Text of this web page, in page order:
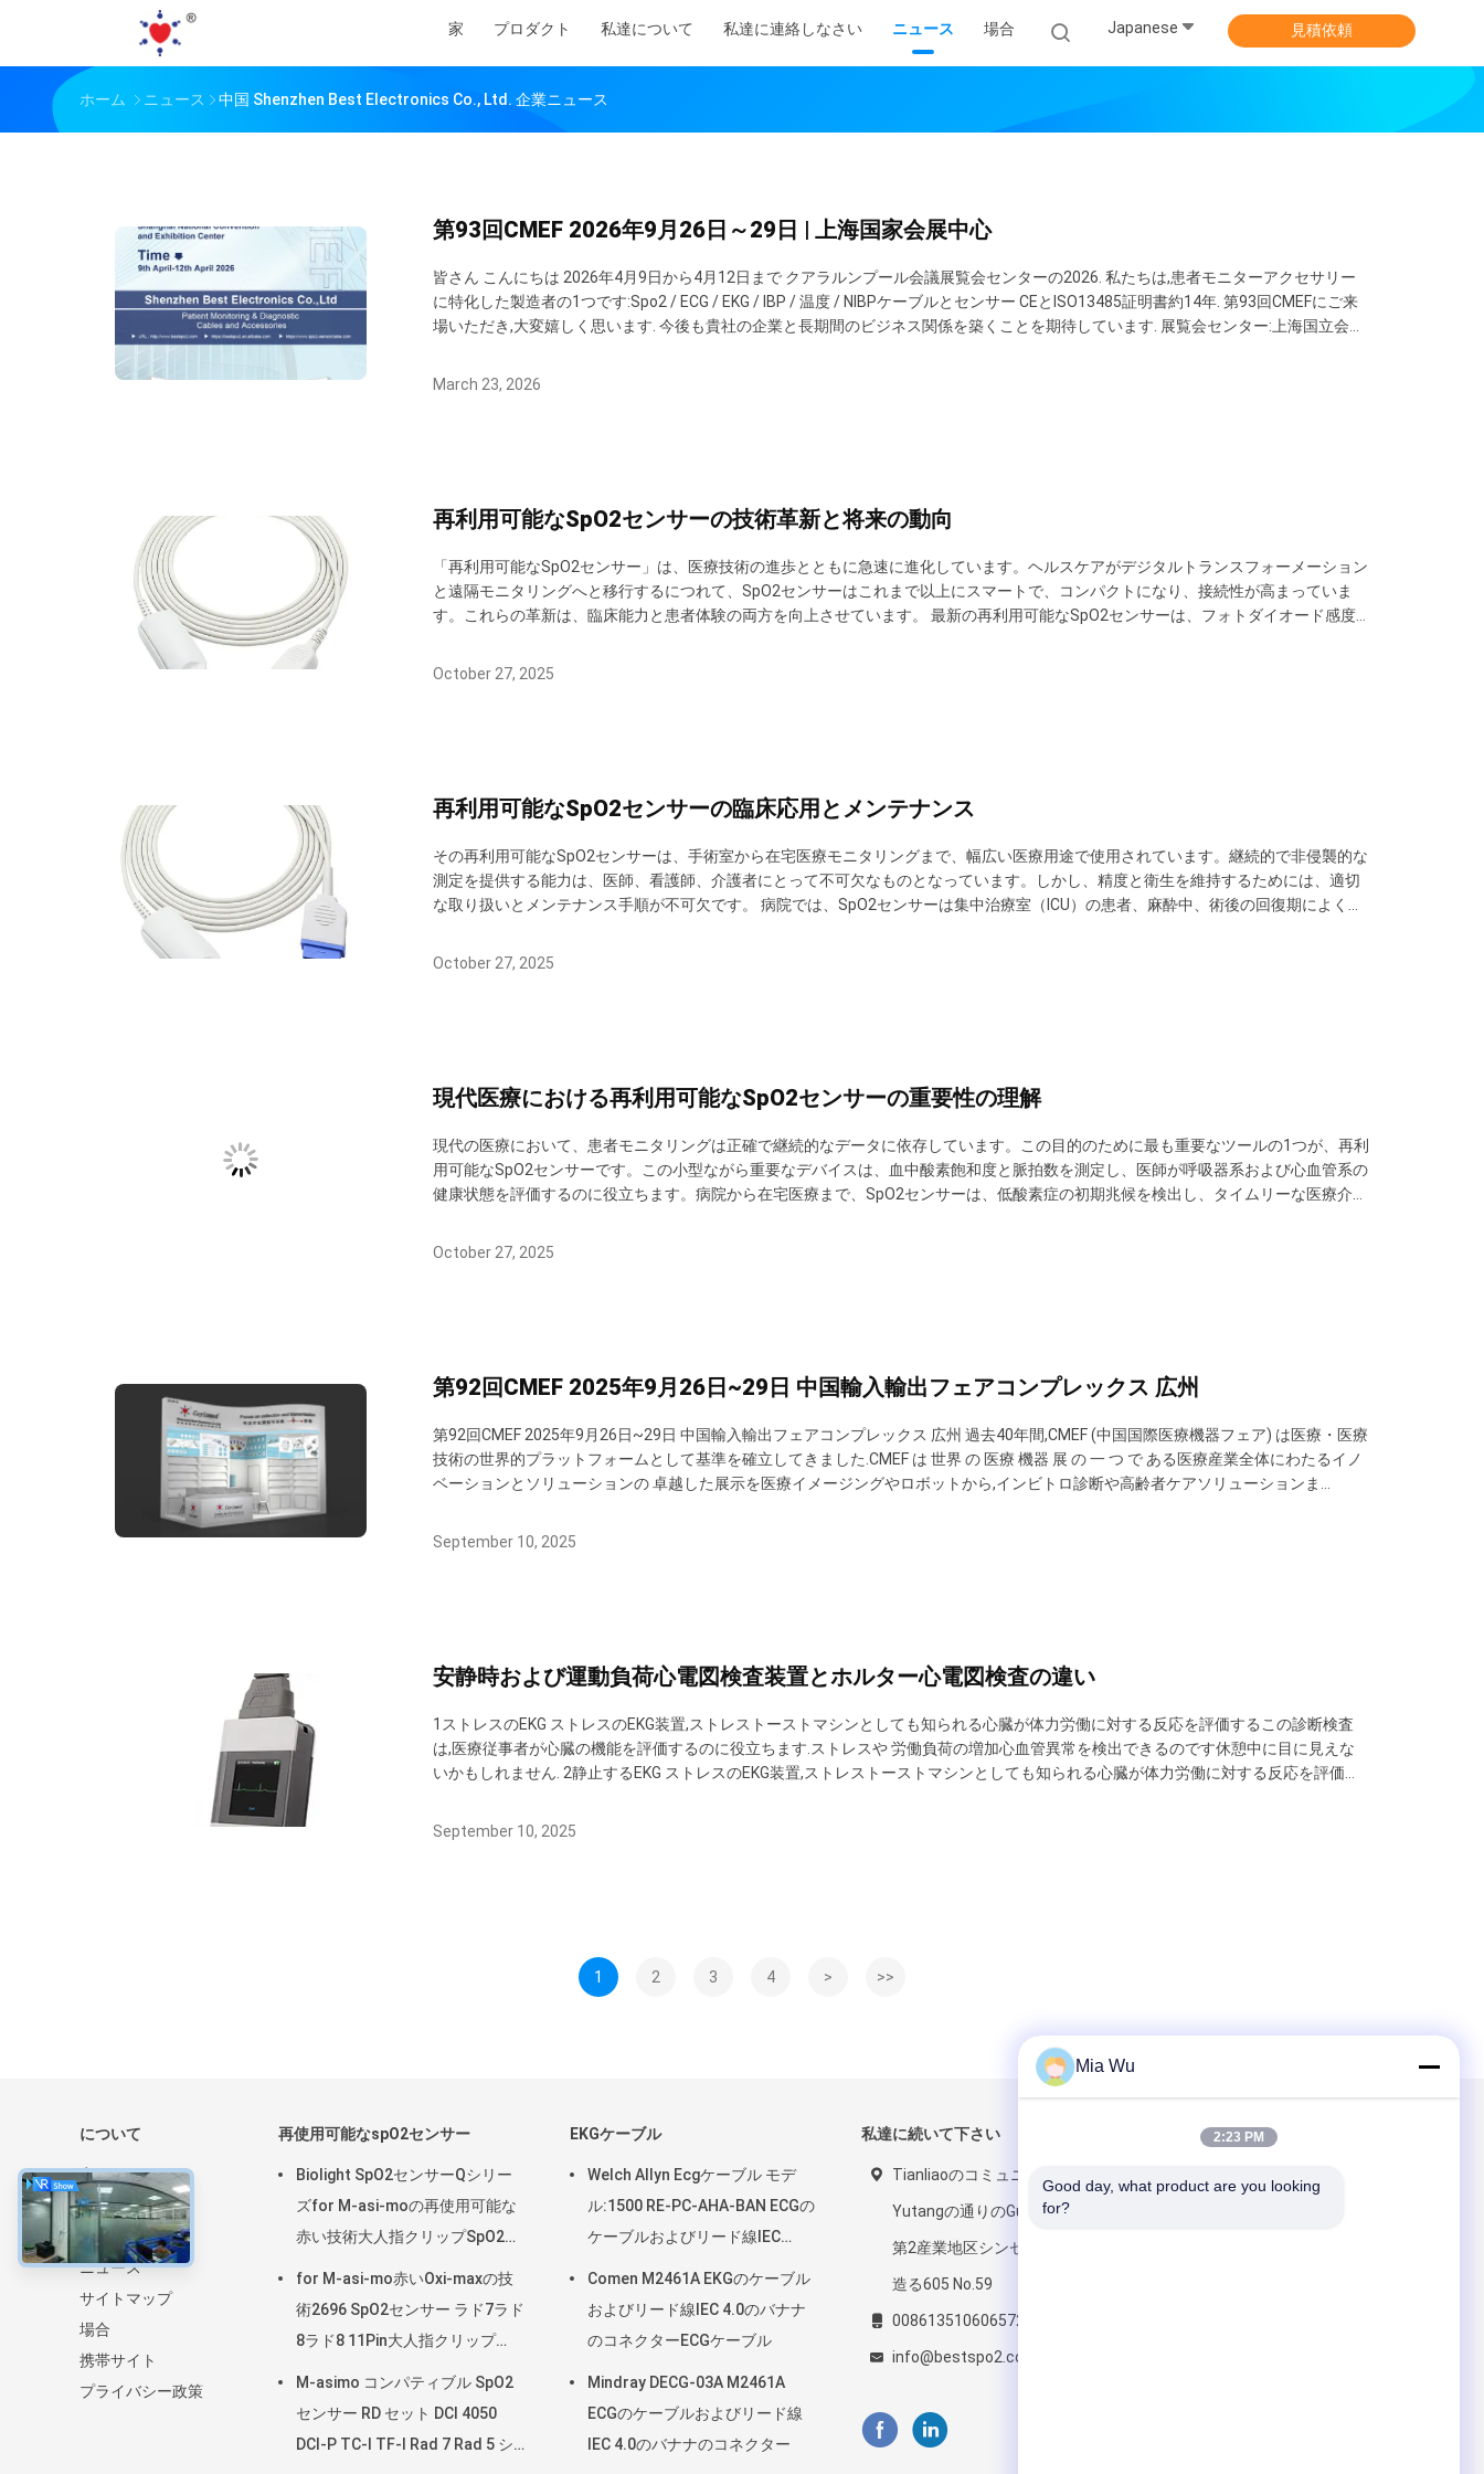
家 プロダクト 私達について 私達に連絡しなさい ニュース 場合 Japanese 見積依頼
ホーム ニュース 中国 Shenzhen Best Electronics Co., Ltd. 企業ニュース
第93回CMEF 2026年9月26日～29日 | 上海国家会展中心
皆さん こんにちは 2026年4月9日から4月12日まで クアラルンプール会議展覧会センターの2026. 私たちは,患者モニターアクセサリー
に特化した製造者の1つです:Spo2 / ECG / EKG / IBP / 温度 / NIBPケーブルとセンサー CEとISO13485証明書約14年. 第93回CMEFにご来
場いただき,大変嬉しく思います. 今後も貴社の企業と長期間のビジネス関係を築くことを期待しています. 展覧会センター:上海国立会議
March 23, 2026
再利用可能なSpO2センサーの技術革新と将来の動向
「再利用可能なSpO2センサー」は、医療技術の進歩とともに急速に進化しています。ヘルスケアがデジタルトランスフォーメーション
と遠隔モニタリングへと移行するにつれて、SpO2センサーはこれまで以上にスマートで、コンパクトになり、接続性が高まっていま
す。これらの革新は、臨床能力と患者体験の両方を向上させています。 最新の再利用可能なSpO2センサーは、フォトダイオード感度
定を可能にします。マルチ波長センサーは、2つ以上の光スペクトルを分析でき、灌流指数や脈拍強度分析などの高度な診...
October 27, 2025
再利用可能なSpO2センサーの臨床応用とメンテナンス
その再利用可能なSpO2センサーは、手術室から在宅医療モニタリングまで、幅広い医療用途で使用されています。継続的で非侵襲的な
測定を提供する能力は、医師、看護師、介護者にとって不可欠なものとなっています。しかし、精度と衛生を維持するためには、適切
な取り扱いとメンテナンス手順が不可欠です。 病院では、SpO2センサーは集中治療室（ICU）の患者、麻酔中、術後の回復期によく装
に警告します。救急医療では、救急救命士がこれらのセンサーを使用して、移動中の患者の酸素レベルを評価し、搬...
October 27, 2025
現代医療における再利用可能なSpO2センサーの重要性の理解
現代の医療において、患者モニタリングは正確で継続的なデータに依存しています。この目的のために最も重要なツールの1つが、再利
用可能なSpO2センサーです。この小型ながら重要なデバイスは、血中酸素飽和度と脈拍数を測定し、医師が呼吸器系および心血管系の
健康状態を評価するのに役立ちます。病院から在宅医療まで、SpO2センサーは、低酸素症の初期兆候を検出し、タイムリーな医療介入
て機能します。皮膚（通常は指先または耳たぶ）を通して特定の波長の光を照射します。次に、センサーは、酸素化ヘ...
October 27, 2025
第92回CMEF 2025年9月26日~29日 中国輸入輸出フェアコンプレックス 広州
第92回CMEF 2025年9月26日~29日 中国輸入輸出フェアコンプレックス 広州 過去40年間,CMEF (中国国際医療機器フェア) は医療・医療
技術の世界的プラットフォームとして基準を確立してきました.CMEF は 世界 の 医療 機器 展 の 一 つ で ある医療産業全体にわたるイノ
ベーションとソリューションの 卓越した展示を医療イメージングやロボットから,インビトロ診断や高齢者ケアソリューションま
の下で展開される様子を 見ることができます シェンゼ...
September 10, 2025
安静時および運動負荷心電図検査装置とホルター心電図検査の違い
1ストレスのEKG ストレスのEKG装置,ストレストーストマシンとしても知られる心臓が体力労働に対する反応を評価するこの診断検査
は,医療従事者が心臓の機能を評価するのに役立ちます.ストレスや 労働負荷の増加心血管異常を検出できるのです休憩中に目に見えな
いかもしれません. 2静止するEKG ストレスのEKG装置,ストレストーストマシンとしても知られる心臓が体力労働に対する反応を評価す
中に目に見えないかもしれません. 3- ホルター ホルターモニター患者の心臓活動を長期間にわ...
September 10, 2025
1 2 3 4 > >>
について
家
プロダクト
私達について
ニュース
サイトマップ
場合
携帯サイト
プライバシー政策
再使用可能なspO2センサー
Biolight SpO2センサーQシリー
ズfor M-asi-moの再使用可能な
赤い技術大人指クリップSpO2調
for M-asi-mo赤いOxi-maxの技
術2696 SpO2センサー ラド7ラド
8ラド8 11Pin大人指クリップ
M-asimo コンパティブル SpO2
センサー RD セット DCI 4050
DCI-P TC-I TF-I Rad 7 Rad 5 シ
EKGケーブル
Welch Allyn Ecgケーブル モデ
ル:1500 RE-PC-AHA-BAN ECGの
ケーブルおよびリード線IEC
Comen M2461A EKGのケーブル
およびリード線IEC 4.0のバナナ
のコネクターECGケーブル
Mindray DECG-03A M2461A
ECGのケーブルおよびリード線
IEC 4.0のバナナのコネクター
私達に続いて下さい
Tianliaoのコミュニティ
Yutangの通りのGuangming
第2産業地区シンセン中国を
造る605 No.59
008613510606572
info@bestspo2.com
メールでお問い合わせ
Mia Wu
2:23 PM
Good day, what product are you looking
for?